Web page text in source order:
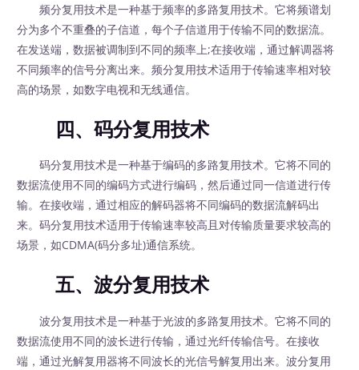
频分复用技术是一种基于频率的多路复用技术。它将频谱划
分为多个不重叠的子信道，每个子信道用于传输不同的数据流。
在发送端，数据被调制到不同的频率上;在接收端，通过解调器将
不同频率的信号分离出来。频分复用技术适用于传输速率相对较
高的场景，如数字电视和无线通信。
四、码分复用技术
码分复用技术是一种基于编码的多路复用技术。它将不同的
数据流使用不同的编码方式进行编码，然后通过同一信道进行传
输。在接收端，通过相应的解码器将不同编码的数据流解码出
来。码分复用技术适用于传输速率较高且对传输质量要求较高的
场景，如CDMA(码分多址)通信系统。
五、波分复用技术
波分复用技术是一种基于光波的多路复用技术。它将不同的
数据流使用不同的波长进行传输，通过光纤传输信号。在接收
端，通过光解复用器将不同波长的光信号解复用出来。波分复用